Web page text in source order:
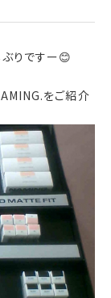
りですー😊
をご紹介